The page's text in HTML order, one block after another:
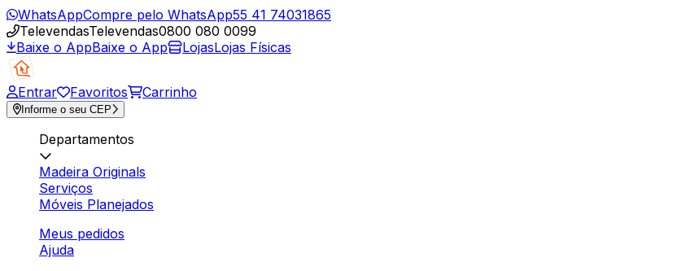
WhatsAppCompre pelo WhatsApp55 41 74031865
TelevendasTelevendas0800 080 0099
Baixe o AppBaixe o App LojasLojas Físicas
Entrar Favoritos Carrinho
Informe o seu CEP
Departamentos
Madeira Originals
Serviços
Móveis Planejados
Meus pedidos
Ajuda